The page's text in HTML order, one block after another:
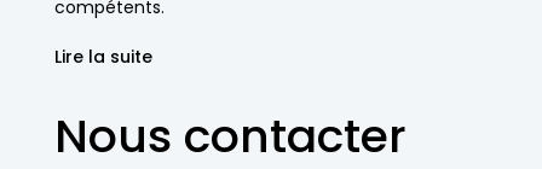
compétents.
Lire la suite
Nous contacter